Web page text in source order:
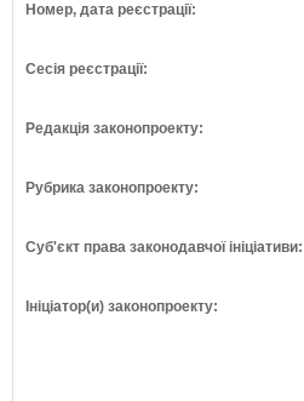
Номер, дата реєстрації:
Сесія реєстрації:
Редакція законопроекту:
Рубрика законопроекту:
Суб'єкт права законодавчої ініціативи:
Ініціатор(и) законопроекту: